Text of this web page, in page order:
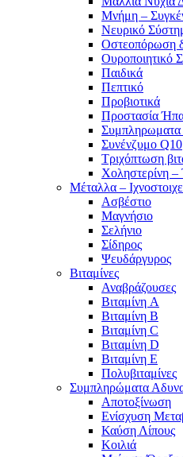
Μνήμη –
Νευρικό
Οστεοπόρωση
Ουροποιητικό
Παιδικά
Πεπτικό
Προβιοτικά
Προστασία
Συμπληρωματα
Συνένζυμο Q10
Τριχόπτωση
Χοληστερίνη –
Μέταλλα –
Ασβέστιο
Μαγνήσιο
Σελήνιο
Σίδηρος
Ψευδάργυρος
Βιταμίνες
Αναβράζουσες
Βιταμίνη A
Βιταμίνη B
Βιταμίνη C
Βιταμίνη D
Βιταμίνη E
Πολυβιταμίνες
Συμπληρώματα
Αποτοξίνωση
Ενίσχυση
Καύση Λίπους
Κοιλιά